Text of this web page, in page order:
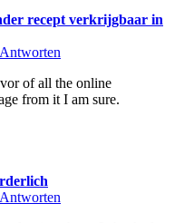
recept verkrijgbaar in
Antworten
of all the online
from it I am sure.
Antworten